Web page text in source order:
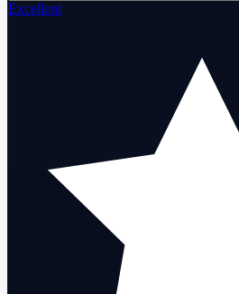
Excellent